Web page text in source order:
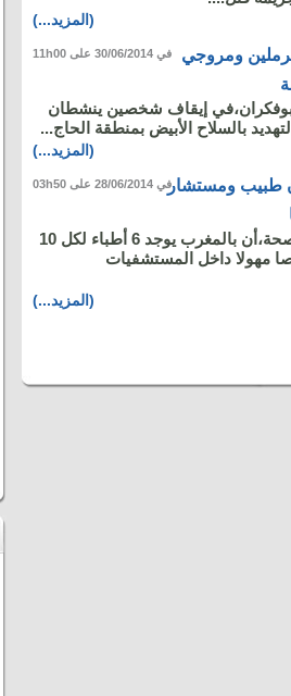
(المزيد...)
ومروجي
إيقاف شخصين ينشطان
بالسلاح الأبيض بمنطقة الحاج...
(المزيد...)
في 30/06/2014 على 11h00
طبيب ومستشار
تشير الإحصائيات الرسمية لوزارة الصحة،أن بالمغرب يوجد 6 أطباء لكل 10
مهولا داخل المستشفيات
(المزيد...)
في 28/06/2014 على 03h50